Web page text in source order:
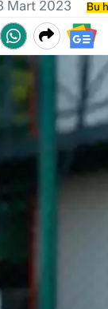
Mart 2023 Bu